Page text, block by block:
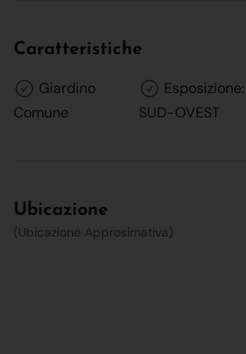
Caratteristiche
Giardino
Comune
Esposizione:
SUD-OVEST
Ubicazione
(Ubicazione Approsimativa)